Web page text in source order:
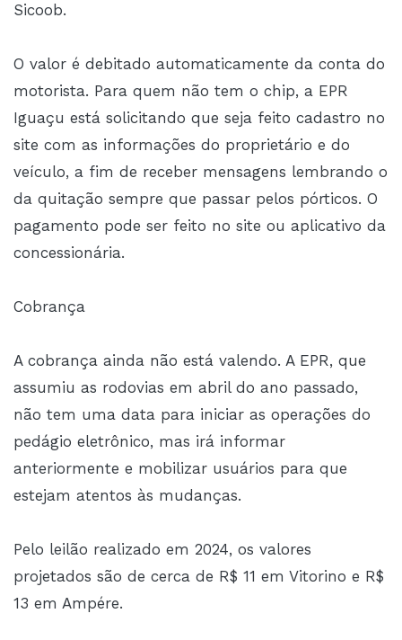
Sicoob.
O valor é debitado automaticamente da conta do
motorista. Para quem não tem o chip, a EPR
Iguaçu está solicitando que seja feito cadastro no
site com as informações do proprietário e do
veículo, a fim de receber mensagens lembrando o
da quitação sempre que passar pelos pórticos. O
pagamento pode ser feito no site ou aplicativo da
concessionária.
Cobrança
A cobrança ainda não está valendo. A EPR, que
assumiu as rodovias em abril do ano passado,
não tem uma data para iniciar as operações do
pedágio eletrônico, mas irá informar
anteriormente e mobilizar usuários para que
estejam atentos às mudanças.
Pelo leilão realizado em 2024, os valores
projetados são de cerca de R$ 11 em Vitorino e R$
13 em Ampére.